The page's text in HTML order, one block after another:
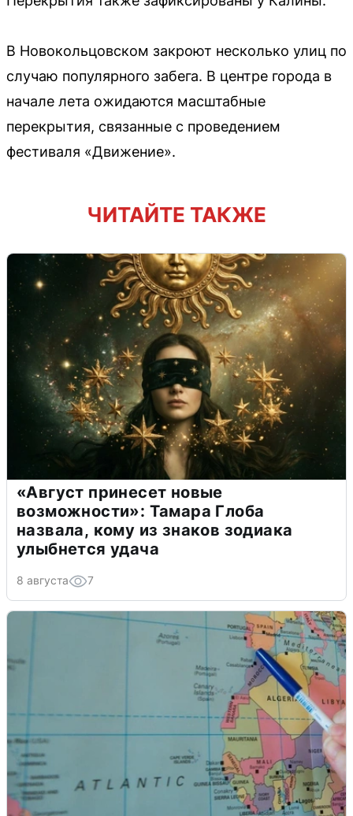
В Новокольцовском закроют несколько улиц по
случаю популярного забега. В центре города в
начале лета ожидаются масштабные
перекрытия, связанные с проведением
фестиваля «Движение».
ЧИТАЙТЕ ТАКЖЕ
«Август принесет новые
возможности»: Тамара Глоба
назвала, кому из знаков зодиака
улыбнется удача
8 августа 7